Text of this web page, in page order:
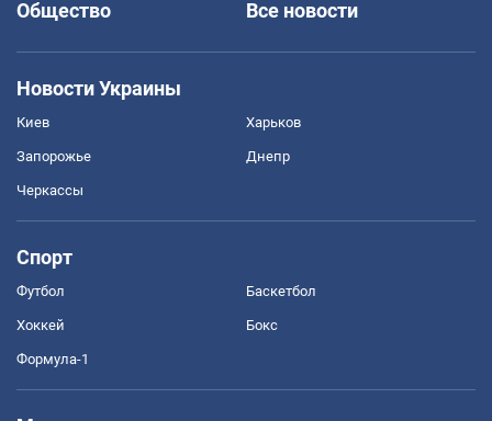
Общество
Все новости
Новости Украины
Киев Харьков
Запорожье Днепр
Черкассы
Спорт
Футбол Баскетбол
Хоккей Бокс
Формула-1